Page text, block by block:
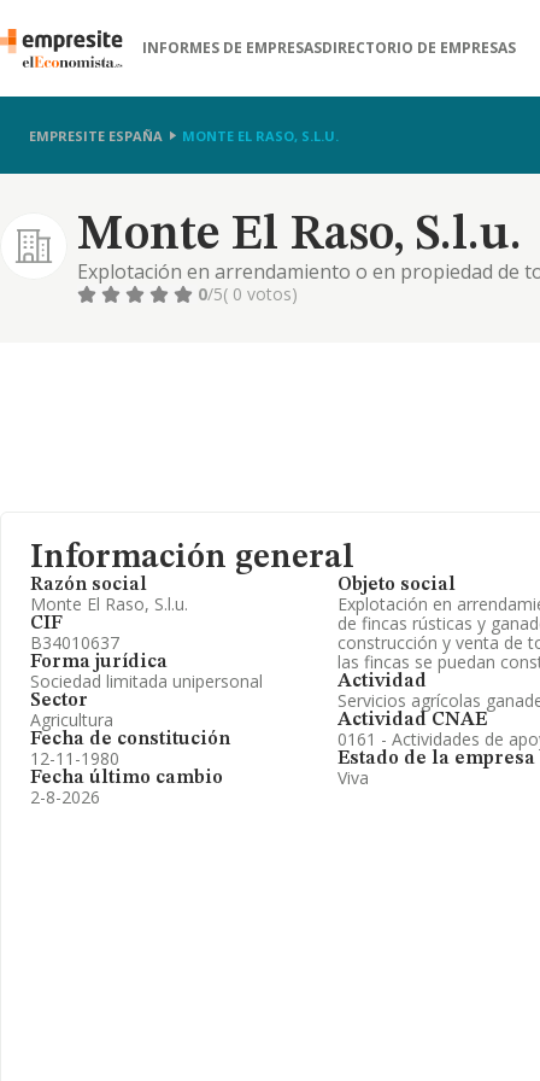
INFORMES DE EMPRESASDIRECTORIO DE EMPRESAS
EMPRESITE ESPAÑA MONTE EL RASO, S.L.U.
Monte El Raso, S.l.u.
Explotación en arrendamiento o en propiedad de
parcelación, reparcelación, construcción y venta
0/5( 0 votos)
Información general
Razón social
Monte El Raso, S.l.u.
CIF
B34010637
Forma jurídica
Sociedad limitada unipersonal
Sector
Agricultura
Fecha de constitución
12-11-1980
Fecha último cambio
2-8-2026
Objeto social
Explotación en
de fincas rústicas y
construcción y venta de
las fincas se puedan
Actividad
Servicios agrícolas
Actividad CNAE
0161 - Actividades de
Estado de la empresa
Viva